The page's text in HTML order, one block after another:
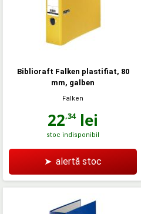
Biblioraft Falken plastifiat, 80
mm, galben
Falken
22,34lei
stoc indisponibil
➤ alertă stoc